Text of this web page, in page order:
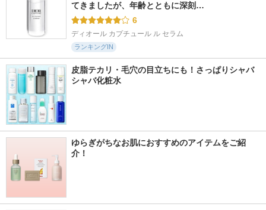
てきましたが、年齢とともに深刻…
6
ディオール カプチュール ル セラム
ランキングIN
皮脂テカリ・毛穴の目立ちにも！さっぱりシャバ
シャバ化粧水
ゆらぎがちなお肌におすすめのアイテムをご紹
介！